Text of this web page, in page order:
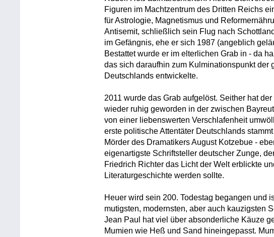
Figuren im Machtzentrum des Dritten Reichs
für Astrologie, Magnetismus und
Antisemit, schließlich sein Flug nach
im Gefängnis, ehe er sich 1987 (angeblich
Bestattet wurde er im elterlichen Grab in - da
das sich daraufhin zum Kulminationspunkt der
Deutschlands entwickelte.
2011 wurde das Grab aufgelöst. Seither hat
wieder ruhig geworden in der zwischen
von einer liebenswerten Verschlafenheit
erste politische Attentäter Deutschlands
Mörder des Dramatikers August Kotzebue -
eigenartigste Schriftsteller deutscher Zunge,
Friedrich Richter das Licht der Welt erblickte
Literaturgeschichte werden sollte.
Heuer wird sein 200. Todestag begangen und
mutigsten, modernsten, aber auch kauzigsten
Jean Paul hat viel über absonderliche Käuze
Mumien wie Heß und Sand hineingepasst.